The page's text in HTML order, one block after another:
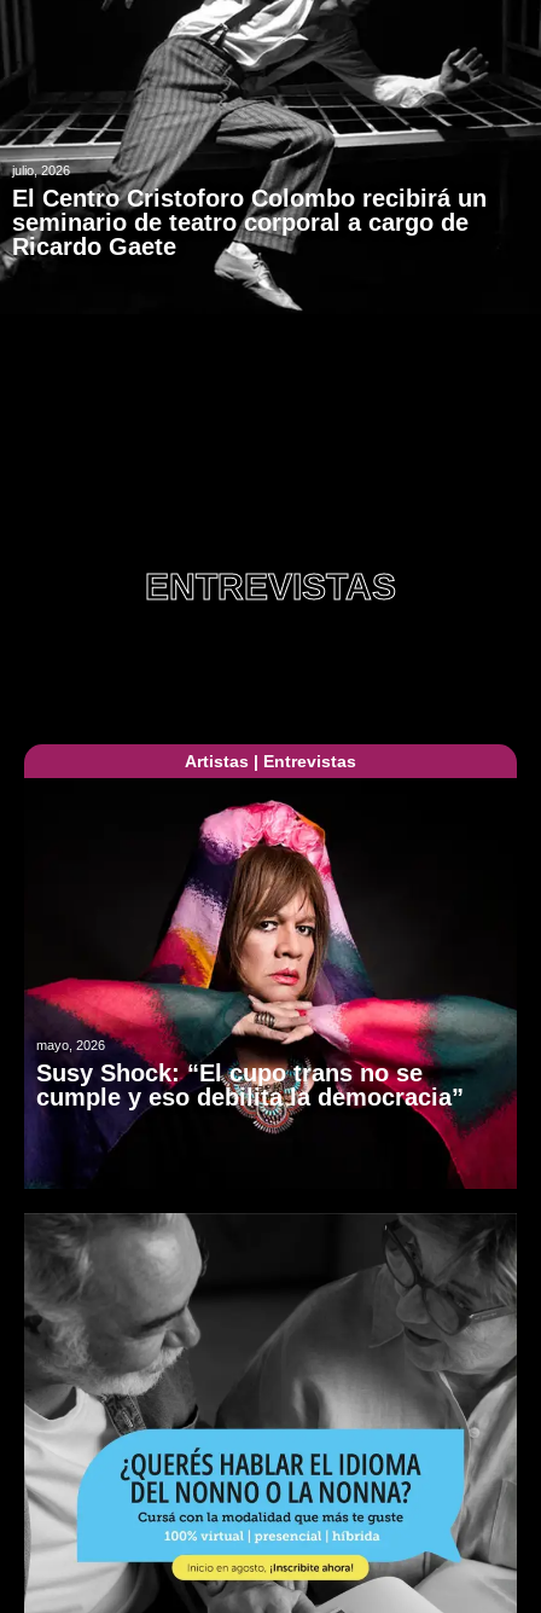
julio, 2026
El Centro Cristoforo Colombo recibirá un
seminario de teatro corporal a cargo de
Ricardo Gaete
ENTREVISTAS
Artistas | Entrevistas
mayo, 2026
Susy Shock: “El cupo trans no se
cumple y eso debilita la democracia”